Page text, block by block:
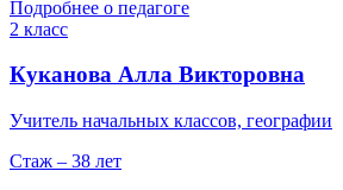
Подробнее о педагоге
2 класс
Куканова Алла Викторовна
Учитель начальных классов, географии
Стаж – 38 лет